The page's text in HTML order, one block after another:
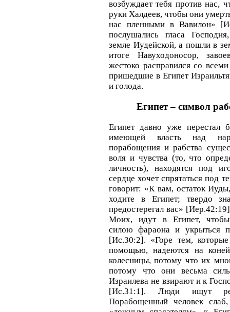
возбуждает тебя против нас,
руки Халдеев, чтобы они
нас пленными в Вавилон»
послушались гласа
земле Иудейской, а пошли в
итоге Навуходоносор,
жестоко расправился со
пришедшие в Египет
и голода.
Египет – символ
Египет давно уже перестал
имеющей власть над
порабощения и рабства
воля и чувства (то, что
личность), находятся под
сердце хочет спрятаться под
говорит: «К вам, остаток
ходите в Египет; твердо
предостерегал вас»
Моих, идут в Египет, чтобы
силою фараона и укрыться
[Ис.30:2]. «Горе тем,
помощью, надеются на
колесницы, потому что их
потому что они весьма
Израилева не взирают и к
[Ис.31:1]. Люди ищут
Порабощенный человек